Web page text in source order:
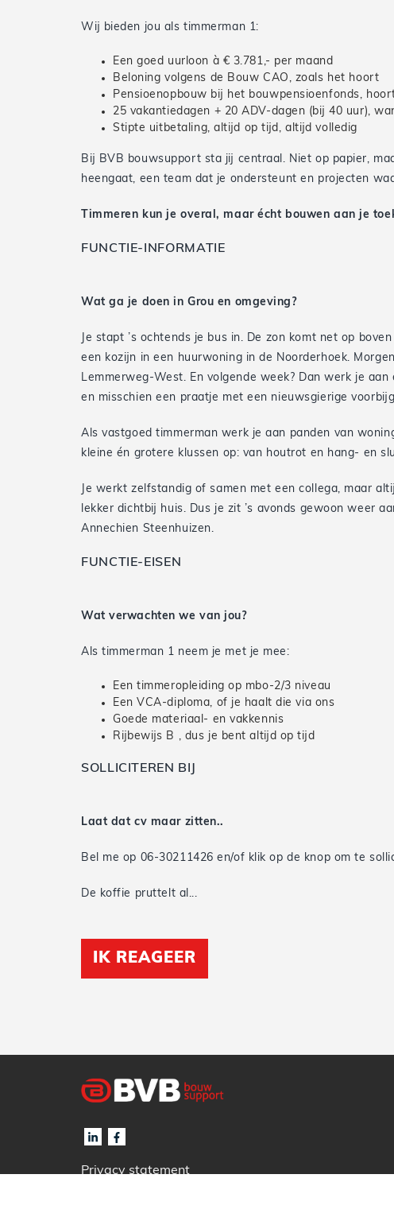
Wij bieden jou als timmerman 1:
Een goed uurloon à € 3.781,- per maand
Beloning volgens de Bouw CAO, zoals het hoort
Pensioenopbouw bij het bouwpensioenfonds,
25 vakantiedagen + 20 ADV-dagen (bij 40 uur),
Stipte uitbetaling, altijd op tijd, altijd volledig
Bij BVB bouwsupport sta jij centraal. Niet op papier,
heengaat, een team dat je ondersteunt en projecten
Timmeren kun je overal, maar écht bouwen aan je
FUNCTIE-INFORMATIE
Wat ga je doen in Grou en omgeving?
Je stapt ’s ochtends je bus in. De zon komt net op
een kozijn in een huurwoning in de Noorderhoek.
Lemmerweg-West. En volgende week? Dan werk je
en misschien een praatje met een nieuwsgierige
Als vastgoed timmerman werk je aan panden van
kleine én grotere klussen op: van houtrot en hang- en
Je werkt zelfstandig of samen met een collega, maar
lekker dichtbij huis. Dus je zit ’s avonds gewoon weer
Annechien Steenhuizen.
FUNCTIE-EISEN
Wat verwachten we van jou?
Als timmerman 1 neem je met je mee:
Een timmeropleiding op mbo-2/3 niveau
Een VCA-diploma, of je haalt die via ons
Goede materiaal- en vakkennis
Rijbewijs B , dus je bent altijd op tijd
SOLLICITEREN BIJ
Laat dat cv maar zitten..
Bel me op 06-30211426 en/of klik op de knop om te
De koffie pruttelt al...
IK REAGEER
Privacy statement